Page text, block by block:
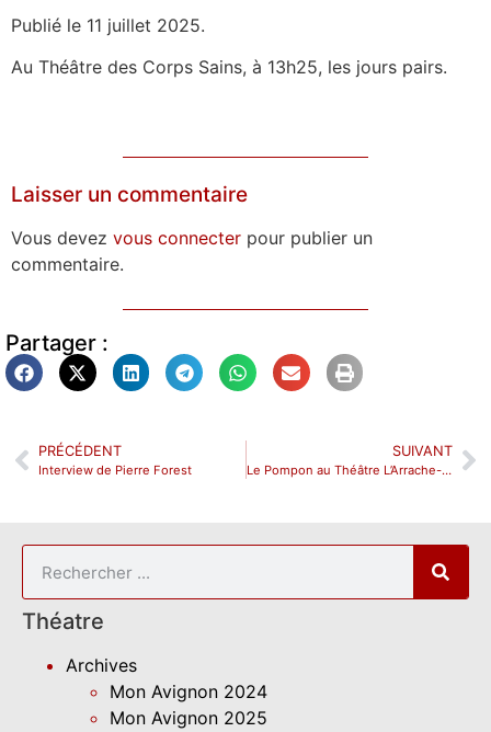
Théatre
Archives
Mon Avignon 2024
Mon Avignon 2025
Publié le 11 juillet 2025.
Au Théâtre des Corps Sains, à 13h25, les jours pairs.
Laisser un commentaire
Vous devez vous connecter pour publier un
commentaire.
Partager :
PRÉCÉDENT
Interview de Pierre Forest
SUIVANT
Le Pompon au Théâtre L’Arrache-Cœur.